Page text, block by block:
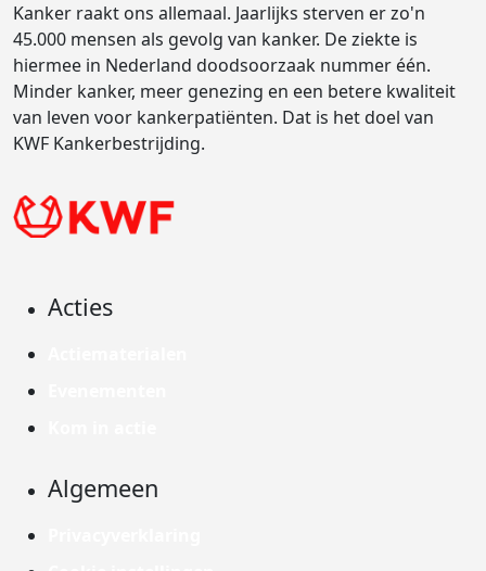
Kanker raakt ons allemaal. Jaarlijks sterven er zo'n
45.000 mensen als gevolg van kanker. De ziekte is
hiermee in Nederland doodsoorzaak nummer één.
Minder kanker, meer genezing en een betere kwaliteit
van leven voor kankerpatiënten. Dat is het doel van
KWF Kankerbestrijding.
Acties
Algemeen